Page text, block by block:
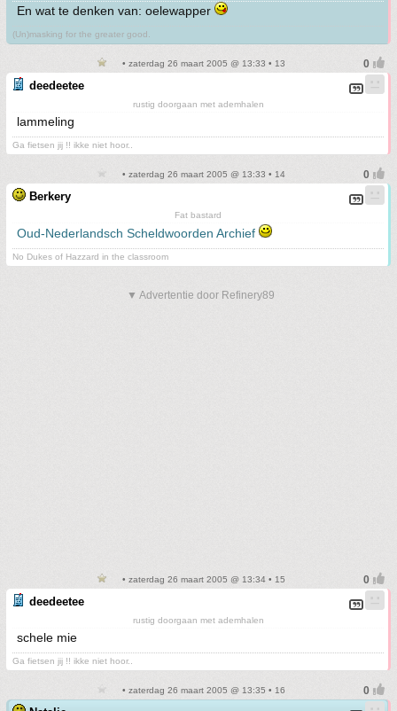
En wat te denken van: oelewapper
(Un)masking for the greater good.
• zaterdag 26 maart 2005 @ 13:33 • 13
deedeetee
rustig doorgaan met ademhalen
lammeling
Ga fietsen jij !! ikke niet hoor..
• zaterdag 26 maart 2005 @ 13:33 • 14
Berkery
Fat bastard
Oud-Nederlandsch Scheldwoorden Archief
No Dukes of Hazzard in the classroom
▼ Advertentie door Refinery89
• zaterdag 26 maart 2005 @ 13:34 • 15
deedeetee
rustig doorgaan met ademhalen
schele mie
Ga fietsen jij !! ikke niet hoor..
• zaterdag 26 maart 2005 @ 13:35 • 16